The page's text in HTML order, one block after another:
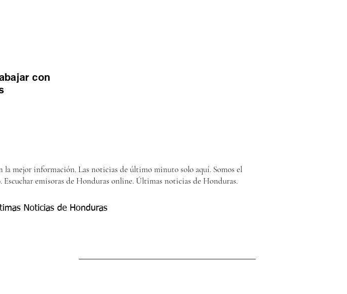
con
mejor información. Las noticias de último minuto solo aquí. Somos el
emisoras de Honduras online. Últimas noticias de Honduras.
Noticias de Honduras